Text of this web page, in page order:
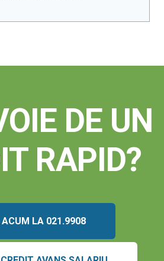
DE UN
RAPID?
ACUM LA 021.9908